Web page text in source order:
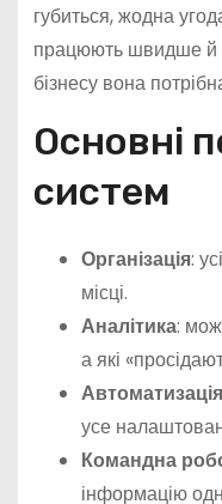
губиться, жодна
працюють швидше й
бізнесу вона
Основні
систем
Організація:
місці.
Аналітика:
а які
Автоматизація
усе
Командна
інформацію